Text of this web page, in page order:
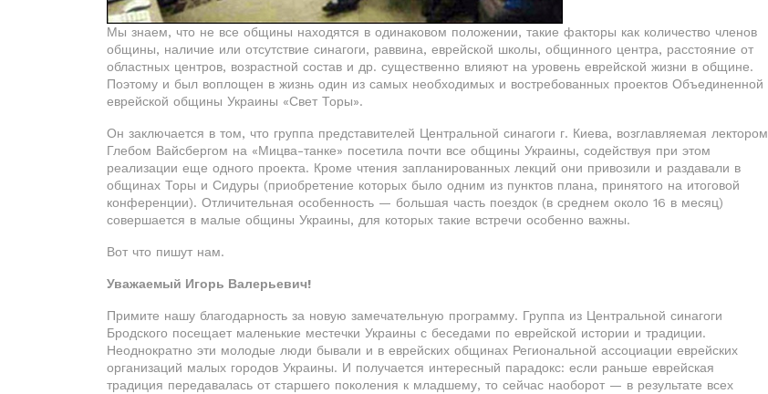
Мы знаем, что не все общины находятся в одинаковом положении, такие факторы как количество членов
общины, наличие или отсутствие синагоги, раввина, еврейской школы, общинного центра, расстояние от
областных центров, возрастной состав и др. существенно влияют на уровень еврейской жизни в общине.
Поэтому и был воплощен в жизнь один из самых необходимых и востребованных проектов Объединенной
еврейской общины Украины «Свет Торы».
Он заключается в том, что группа представителей Центральной синагоги г. Киева, возглавляемая лектором
Глебом Вайсбергом на «Мицва-танке» посетила почти все общины Украины, содействуя при этом
реализации еще одного проекта. Кроме чтения запланированных лекций они привозили и раздавали в
общинах Торы и Сидуры (приобретение которых было одним из пунктов плана, принятого на итоговой
конференции). Отличительная особенность — большая часть поездок (в среднем около 16 в месяц)
совершается в малые общины Украины, для которых такие встречи особенно важны.
Вот что пишут нам.
Уважаемый Игорь Валерьевич!
Примите нашу благодарность за новую замечательную программу. Группа из Центральной синагоги
Бродского посещает маленькие местечки Украины с беседами по еврейской истории и традиции.
Неоднократно эти молодые люди бывали и в еврейских общинах Региональной ассоциации еврейских
организаций малых городов Украины. И получается интересный парадокс: если раньше еврейская
традиция передавалась от старшего поколения к младшему, то сейчас наоборот — в результате всех